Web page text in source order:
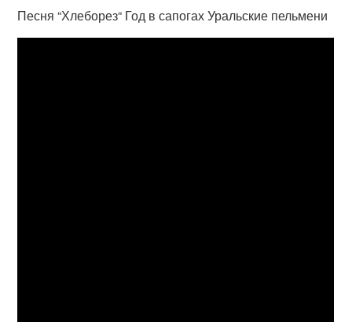
Песня “Хлеборез“ Год в сапогах Уральские пельмени